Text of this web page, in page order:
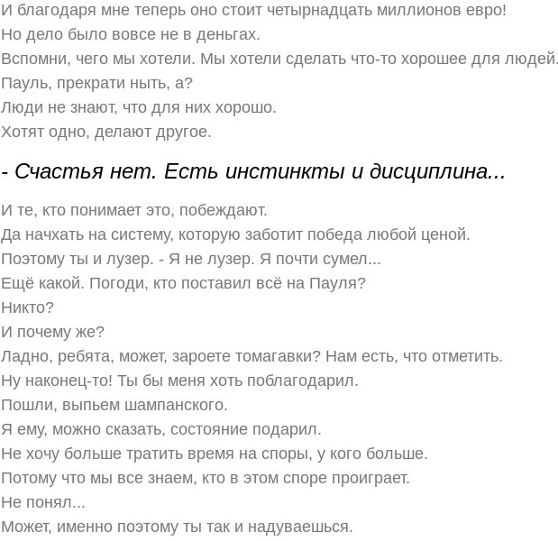
И благодаря мне теперь оно стоит четырнадцать миллионов евро!
Но дело было вовсе не в деньгах.
Вспомни, чего мы хотели. Мы хотели сделать что-то хорошее для
Пауль, прекрати ныть, а?
Люди не знают, что для них хорошо.
Хотят одно, делают другое.
- Счастья нет. Есть инстинкты и дисциплина...
И те, кто понимает это, побеждают.
Да начхать на систему, которую заботит победа любой ценой.
Поэтому ты и лузер. - Я не лузер. Я почти сумел...
Ещё какой. Погоди, кто поставил всё на Пауля?
Никто?
И почему же?
Ладно, ребята, может, зароете томагавки? Нам есть, что отметить.
Ну наконец-то! Ты бы меня хоть поблагодарил.
Пошли, выпьем шампанского.
Я ему, можно сказать, состояние подарил.
Не хочу больше тратить время на споры, у кого больше.
Потому что мы все знаем, кто в этом споре проиграет.
Не понял...
Может, именно поэтому ты так и надуваешься.